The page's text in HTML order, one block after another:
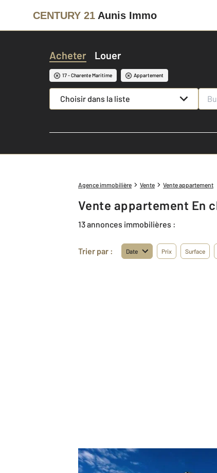
CENTURY 21 Aunis Immo
Acheter Louer
17 - Charente Maritime Appartement
Choisir dans la liste
Agence immobilière Vente Vente appartement
Vente appartement En
13 annonces immobilières :
Trier par : Date Prix Surface